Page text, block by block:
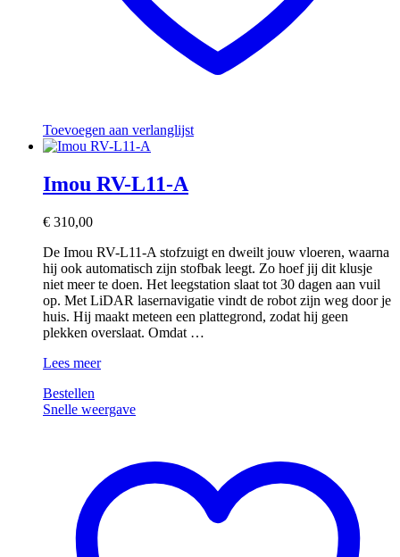
Toevoegen aan verlanglijst
Imou RV-L11-A
€ 310,00
De Imou RV-L11-A stofzuigt en dweilt jouw vloeren, waarna
hij ook automatisch zijn stofbak leegt. Zo hoef jij dit klusje
niet meer te doen. Het leegstation slaat tot 30 dagen aan vuil
op. Met LiDAR lasernavigatie vindt de robot zijn weg door je
huis. Hij maakt meteen een plattegrond, zodat hij geen
plekken overslaat. Omdat …
Imou
L11-
A
Lees meer
Bestellen
Snelle weergave